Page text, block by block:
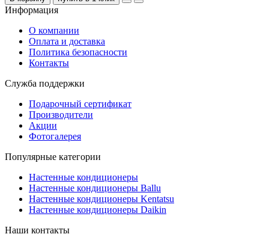
Информация
О компании
Оплата и доставка
Политика безопасности
Контакты
Служба поддержки
Подарочный сертификат
Производители
Акции
Фотогалерея
Популярные категории
Настенные кондиционеры
Настенные кондиционеры Ballu
Настенные кондиционеры Kentatsu
Настенные кондиционеры Daikin
Наши контакты